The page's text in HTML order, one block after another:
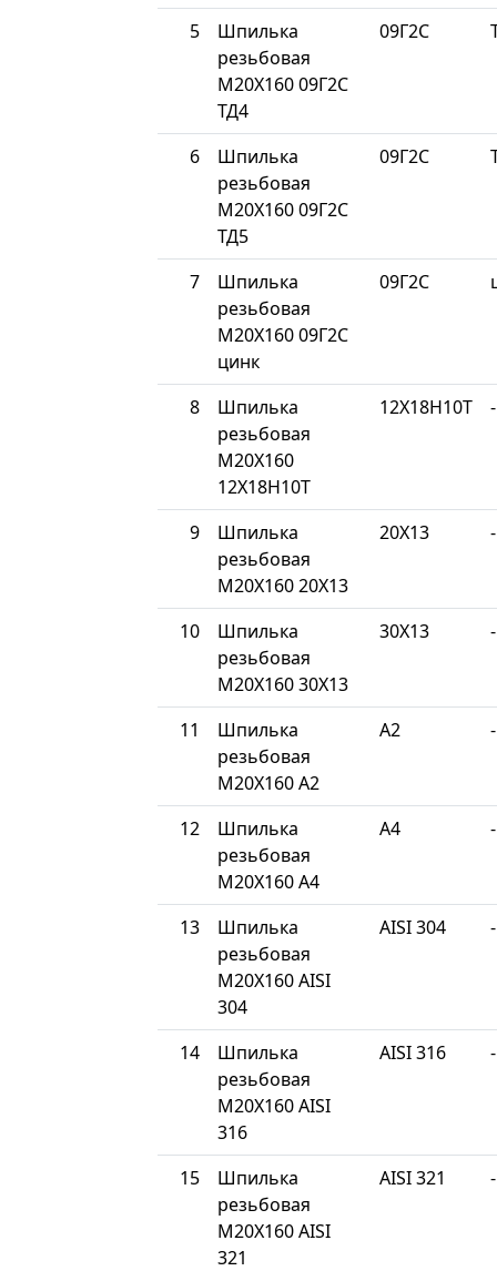
5
Шпилька
резьбовая
М20Х160 09Г2С
ТД4
09Г2С
6
Шпилька
резьбовая
М20Х160 09Г2С
ТД5
09Г2С
7
Шпилька
резьбовая
М20Х160 09Г2С
цинк
09Г2С
8
Шпилька
резьбовая
М20Х160
12Х18Н10Т
12Х18Н10Т -
9
Шпилька
резьбовая
М20Х160 20Х13
20Х13 -
10
Шпилька
резьбовая
М20Х160 30Х13
30Х13 -
11
Шпилька
резьбовая
М20Х160 A2
A2 -
12
Шпилька
резьбовая
М20Х160 A4
A4 -
13
Шпилька
резьбовая
М20Х160 AISI
304
AISI 304 -
14
Шпилька
резьбовая
М20Х160 AISI
316
AISI 316 -
15
Шпилька
резьбовая
М20Х160 AISI
321
AISI 321 -